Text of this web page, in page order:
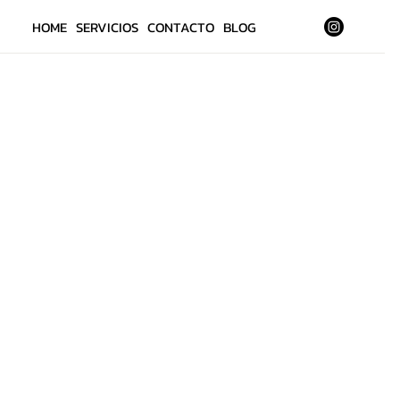
HOME SERVICIOS CONTACTO BLOG